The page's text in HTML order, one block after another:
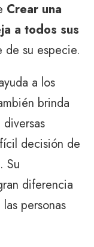
Crear una
a todos sus
su especie.
a los
brinda
decisión de
Su
diferencia
personas